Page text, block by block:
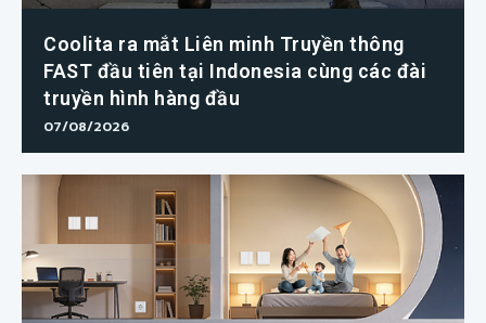
Coolita ra mắt Liên minh Truyền thông
FAST đầu tiên tại Indonesia cùng các đài
truyền hình hàng đầu
07/08/2026